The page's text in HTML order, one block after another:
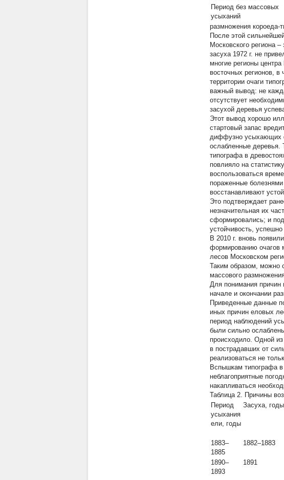
Период без массовых
усыханий
размножения короеда-
После этой
Московского региона
засуха 1972 г. не
многие регионы
восточных регионов, в
территории очаги
важный вывод: не
отсутствует
засухой деревья
Этот вывод хорошо
стартовый запас
диффузно усыхающих
ослабленные деревья.
типографа в
повлияло на
воспользоваться
пораженные
восстанавливают
Это подтверждает
незначительная их
сформировались; и
устойчивость,
В 2010 г. вновь
формированию очагов
лесов Московском
Таким образом, можно
массового
Для понимания причин
начале и окончании
Приведенные данные
иных причин еловых
период наблюдений
были сильно
происходило. Одной
в пострадавших от
реализоваться не
Вспышкам типографа
неблагоприятные
накапливаться
Таблица 2. Причины
Период
усыхания
ели, годы
Засуха, годы
1883–
1885
1882–1883
1890–
1893
1891